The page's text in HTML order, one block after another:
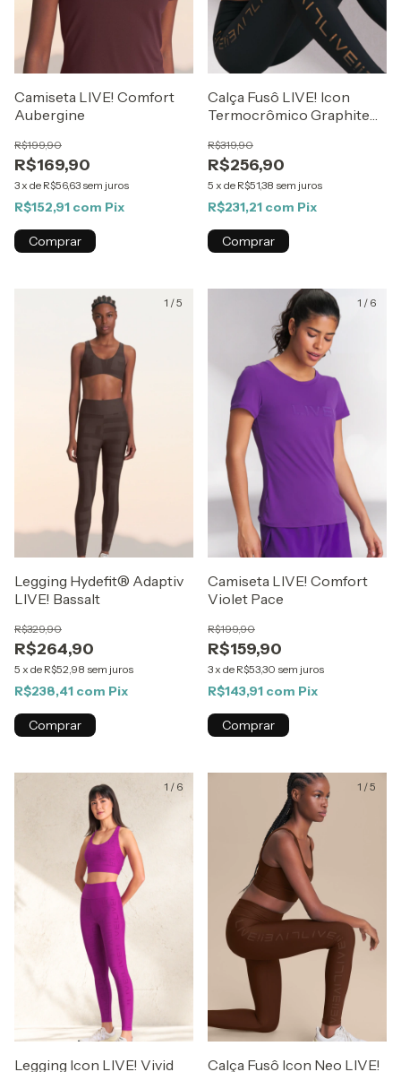
Camiseta LIVE! Comfort
Aubergine
R$169,90
R$199,90
3x de R$56,63 sem juros
R$152,91 com Pix
Comprar
Calça Fusô LIVE! Icon
Termocrômico Graphite
R$256,90
R$319,90
5 x de R$51,38 sem juros
R$231,21 com Pix
Comprar
1 /5
Legging Hydefit® Adaptiv
LIVE! Bassalt
R$264,90
R$329,90
5 x de R$52,98 sem juros
R$238,41 com Pix
Comprar
1 / 6
Camiseta LIVE! Comfort
Violet Pace
R$159,90
R$199,90
3x de R$53,30 sem juros
R$143,91 com Pix
Comprar
1 / 6
Legging Icon LIVE! Vivid
1 /5
Calça Fusô Icon Neo LIVE!